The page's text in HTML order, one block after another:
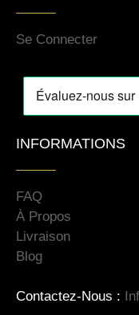
Se Connecter
INFORMATIONS
FAQ
À Propos
Livraison
Blog
Contactez-Nous :